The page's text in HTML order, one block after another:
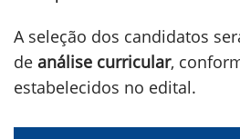
A seleção dos candidatos
de análise curricular,
estabelecidos no edital.